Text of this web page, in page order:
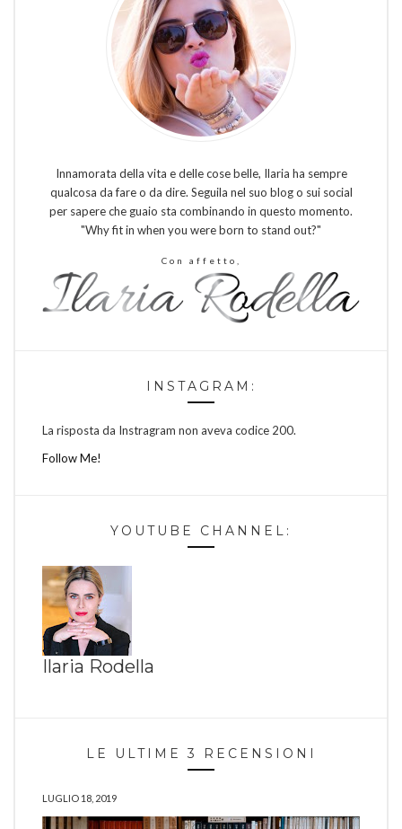
Innamorata della vita e delle cose belle, Ilaria ha sempre
qualcosa da fare o da dire. Seguila nel suo blog o sui social
per sapere che guaio sta combinando in questo momento.
"Why fit in when you were born to stand out?"
Con affetto,
INSTAGRAM:
La risposta da Instragram non aveva codice 200.
Follow Me!
YOUTUBE CHANNEL:
Ilaria Rodella
LE ULTIME 3 RECENSIONI
LUGLIO 18, 2019